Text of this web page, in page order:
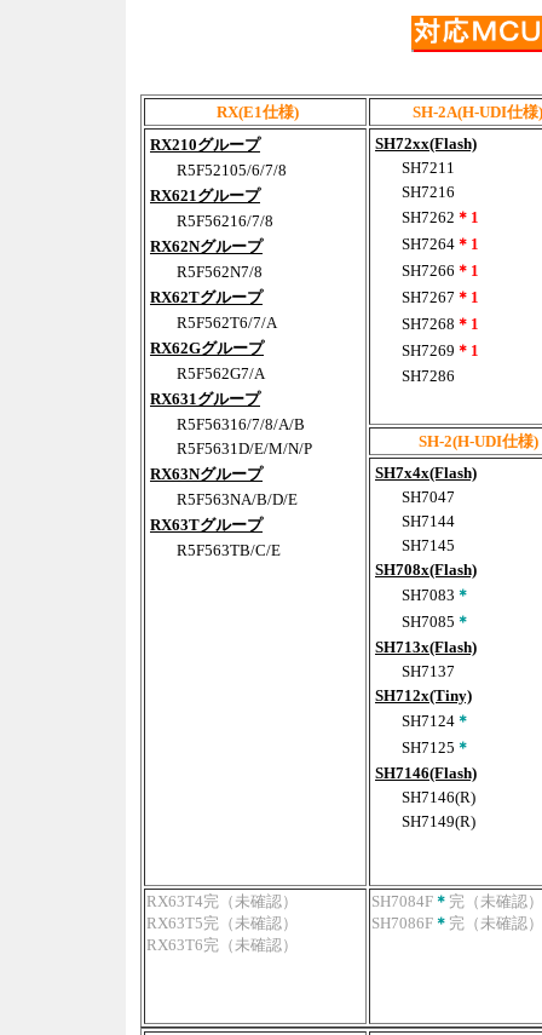
RX(E1仕様)
SH-2A(H-UDI仕様)
RX210グループ
R5F52105/6/7/8
RX621グループ
R5F56216/7/8
RX62Nグループ
R5F562N7/8
RX62Tグループ
R5F562T6/7/A
RX62Gグループ
R5F562G7/A
RX631グループ
R5F56316/7/8/A/B
R5F5631D/E/M/N/P
RX63Nグループ
R5F563NA/B/D/E
RX63Tグループ
R5F563TB/C/E
SH72xx(Flash)
SH7211
SH7216
SH7262 ＊1
SH7264 ＊1
SH7266 ＊1
SH7267 ＊1
SH7268 ＊1
SH7269 ＊1
SH7286
SH-2(H-UDI仕様)
SH7x4x(Flash)
SH7047
SH7144
SH7145
SH708x(Flash)
SH7083 ＊
SH7085 ＊
SH713x(Flash)
SH7137
SH712x(Tiny)
SH7124 ＊
SH7125 ＊
SH7146(Flash)
SH7146(R)
SH7149(R)
RX63T4完（未確認）
RX63T5完（未確認）
RX63T6完（未確認）
SH7084F ＊ 完（未確認）
SH7086F ＊ 完（未確認）